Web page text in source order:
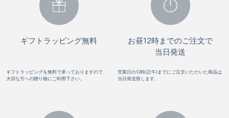
ギフトラッピング無料
ギフトラッピングを無料で承っておりますので、
大切な方への贈り物にご利用下さい。
お昼12時までのご注文で
当日発送
営業日の12時(正午)までにご注文いただいた商品は
当日発送致します。